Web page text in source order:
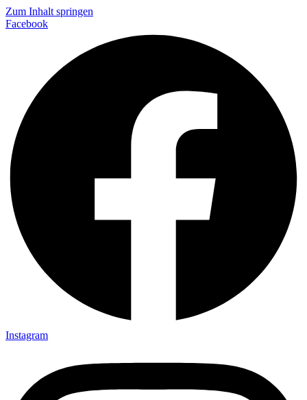
Zum Inhalt springen
Facebook
Instagram